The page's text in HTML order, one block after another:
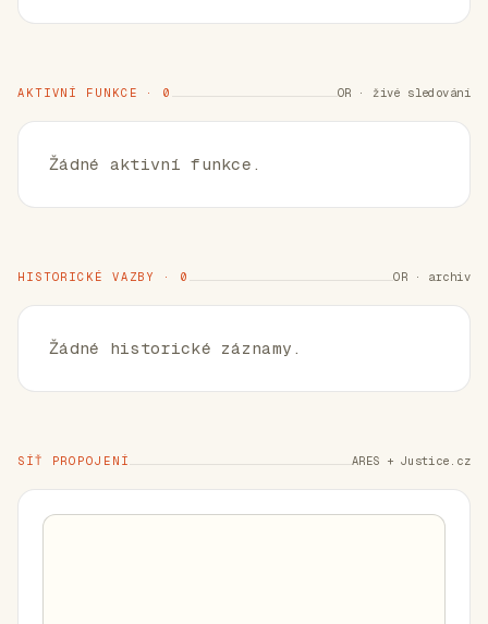
AKTIVNÍ FUNKCE · 0 OR · živé sledování
Žádné aktivní funkce.
HISTORICKÉ VAZBY · 0 OR · archiv
Žádné historické záznamy.
SÍŤ PROPOJENÍ ARES + Justice.cz